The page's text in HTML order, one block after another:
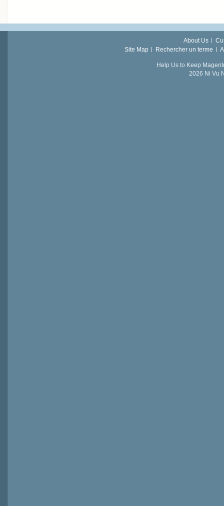
About Us
Site Map
Rechercher un terme
Help Us to Keep
2026 Ni Vu